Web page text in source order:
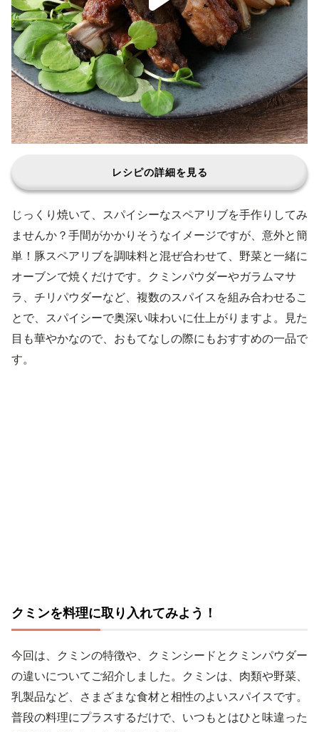
レシピの詳細を見る
じっくり焼いて、スパイシーなスペアリブを手作りしてみ
ませんか？手間がかかりそうなイメージですが、意外と簡
単！豚スペアリブを調味料と混ぜ合わせて、野菜と一緒に
オーブンで焼くだけです。クミンパウダーやガラムマサ
ラ、チリパウダーなど、複数のスパイスを組み合わせるこ
とで、スパイシーで奥深い味わいに仕上がりますよ。見た
目も華やかなので、おもてなしの際にもおすすめの一品で
す。
クミンを料理に取り入れてみよう！
今回は、クミンの特徴や、クミンシードとクミンパウダー
の違いについてご紹介しました。クミンは、肉類や野菜、
乳製品など、さまざまな食材と相性のよいスパイスです。
普段の料理にプラスするだけで、いつもとはひと味違った